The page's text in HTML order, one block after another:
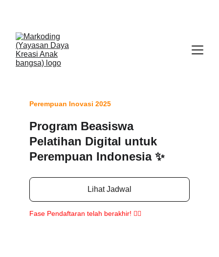
Program Beasiswa
Pelatihan Digital untuk
Perempuan Indonesia ✨
Perempuan Inovasi 2025
Fase Pendaftaran telah berakhir! 🙋‍♀️
Lihat Jadwal